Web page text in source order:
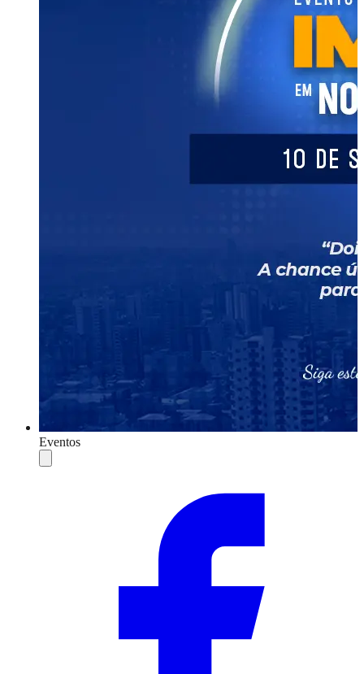
Eventos
Compartilhar